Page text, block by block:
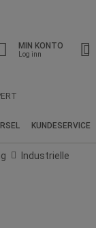
MIN KONTO
Log inn
KUNDESERVICE
Industrielle